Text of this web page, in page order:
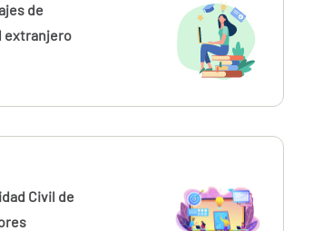
de
extranjero
Civil de